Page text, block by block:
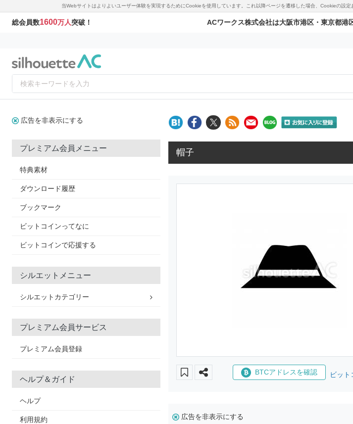
当Webサイトはよりよいユーザー体験を実現するためにCookieを使用しています。これ以降ページを遷移した場合、Cookieの設
総会員数1600万人突破！ ACワークス株式会社は大阪市港区・東京都港
広告を非表示にする
プレミアム会員メニュー
特典素材
ダウンロード履歴
ブックマーク
ビットコインってなに
ビットコインで応援する
シルエットメニュー
シルエットカテゴリー
プレミアム会員サービス
プレミアム会員登録
ヘルプ＆ガイド
ヘルプ
利用規約
帽子
BTCアドレスを確認 ビット
広告を非表示にする